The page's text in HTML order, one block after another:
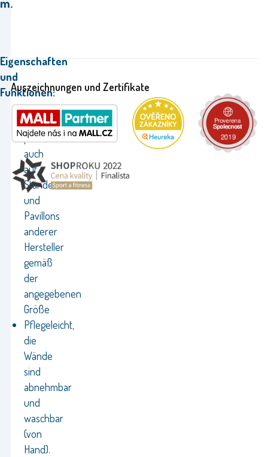
Eigenschaften
und
Funktionen:
Universell,
passt
auch
auf
Stände
und
Pavillons
anderer
Hersteller
gemäß
der
angegebenen
Größe
Pflegeleicht,
die
Wände
sind
abnehmbar
und
waschbar
(von
Hand).
Auszeichnungen und Zertifikate